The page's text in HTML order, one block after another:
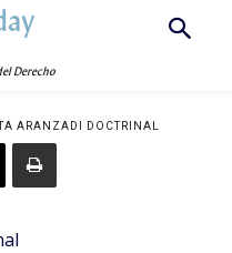
Derecho
ARANZADI DOCTRINAL